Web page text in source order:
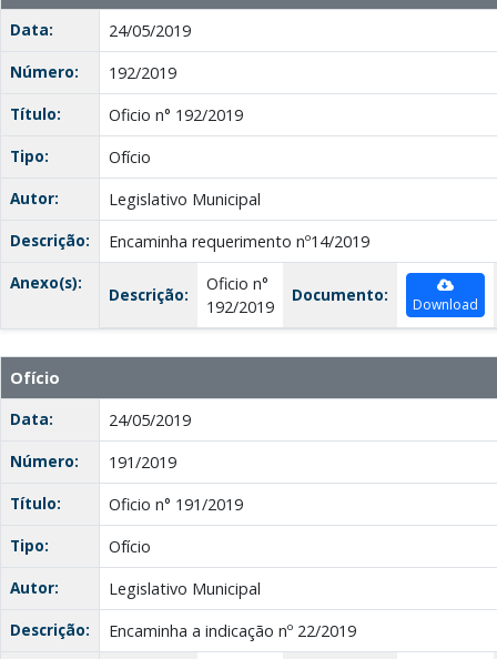
Data:
24/05/2019
Número:
192/2019
Título:
Oficio n° 192/2019
Tipo:
Ofício
Autor:
Legislativo Municipal
Descrição:
Encaminha requerimento nº14/2019
Anexo(s):
Descrição:
Oficio n°
192/2019
Documento: Download
Ofício
Data:
24/05/2019
Número:
191/2019
Título:
Oficio n° 191/2019
Tipo:
Ofício
Autor:
Legislativo Municipal
Descrição:
Encaminha a indicação nº 22/2019